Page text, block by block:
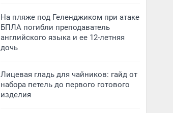
На пляже под Геленджиком при атаке
БПЛА погибли преподаватель
английского языка и ее 12-летняя
дочь
Лицевая гладь для чайников: гайд от
набора петель до первого готового
изделия